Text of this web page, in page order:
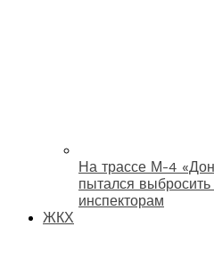
На трассе М-4
пытался выбросить
инспекторам
ЖКХ